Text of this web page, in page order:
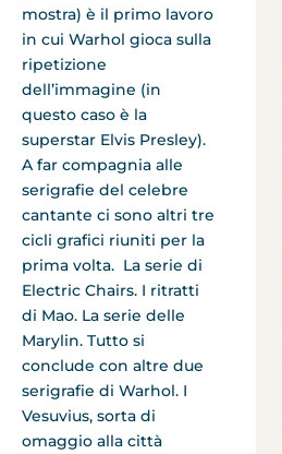
mostra) è il primo lavoro
in cui Warhol gioca sulla
ripetizione
dell’immagine (in
questo caso è la
superstar Elvis Presley).
A far compagnia alle
serigrafie del celebre
cantante ci sono altri tre
cicli grafici riuniti per la
prima volta. La serie di
Electric Chairs. I ritratti
di Mao. La serie delle
Marylin. Tutto si
conclude con altre due
serigrafie di Warhol. I
Vesuvius, sorta di
omaggio alla città